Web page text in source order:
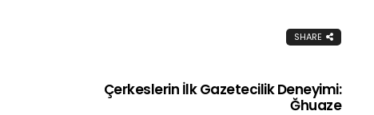
SHARE
Çerkeslerin İlk Gazetecilik Deneyimi:
Ğhuaze